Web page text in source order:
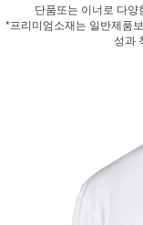
단품또는 이너로 다
*프리미엄소재는 일반제품
성과